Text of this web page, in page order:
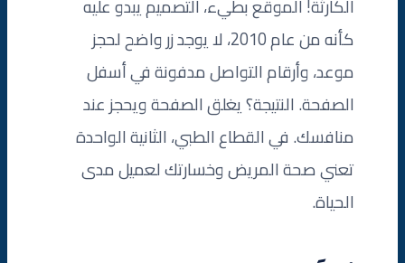
الكارثة! الموقع بطيء، التصميم يبدو عليه
كأنه من عام 2010، لا يوجد زر واضح لحجز
موعد، وأرقام التواصل مدفونة في أسفل
الصفحة. النتيجة؟ يغلق الصفحة ويحجز عند
منافسك. في القطاع الطبي، الثانية الواحدة
تعني صحة المريض وخسارتك لعميل مدى
الحياة.